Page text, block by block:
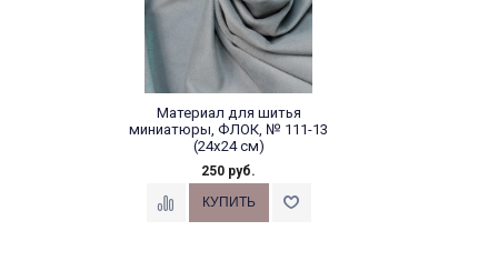
Материал для шитья
миниатюры, ФЛОК, № 111-13
(24х24 см)
250 руб.